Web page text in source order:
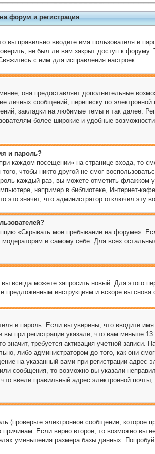
форум и регистрация
вы правильно вводите имя пользователя и
не был ли вам закрыт доступ к форуму.
с ним для исправления настроек.
она предоставляет дополнительные
личных сообщений, переписку по электронной
закладки на любимые темы и так далее.
более широкие и удобные
и пароль?
каждом посещении» на странице входа, то
чтобы никто другой не смог
каждый раз, вы можете отметить флажком
например в библиотеке, Интернет-
это значит, что администратор отключил эту
«Скрывать мое пребывание на форуме».
и самому себе. Для всех
всегда можете запросить новый. Для этого
предложенным инструкциям и вскоре вы
и пароль. Если вы уверены, что вводите
при регистрации указали, что вам меньше
требуется активация учетной записи.
либо администратором до того, как они
на указанный вами при регистрации адрес
сообщения, то возможно вы указали
ввели правильный адрес электронной
(проверьте электронное сообщение, которое
Если верно второе, то возможно вы
уменьшения размера базы данных.